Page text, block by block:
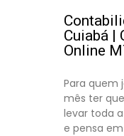
Cuiabá |
Online
Para quem
mês ter
levar toda
e pensa